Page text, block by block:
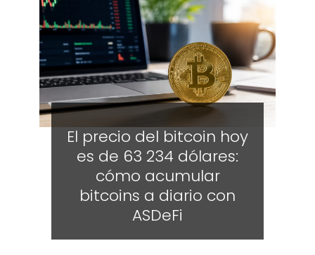
El precio del bitcoin hoy
es de 63 234 dólares:
cómo acumular
bitcoins a diario con
ASDeFi